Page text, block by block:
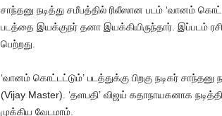
சாந்தனு நடித்து சமீபத்தில் ரிலீஸான படம் ‘வானம்
படத்தை இயக்குநர் தனா இயக்கியிருந்தார். இப்படம்
பெற்றது.
‘வானம் கொட்டட்டும்’ படத்துக்கு பிறகு நடிகர் சாந்தனு
(Vijay Master). ‘தளபதி’ விஜய் கதாநாயகனாக
முக்கிய வேடமாம்.